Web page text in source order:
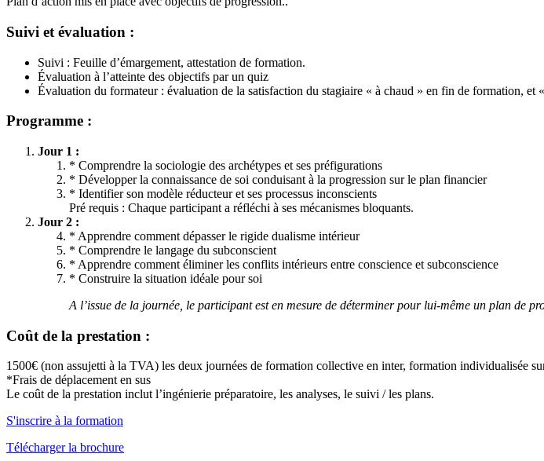
Suivi et évaluation :
Suivi : Feuille d’émargement, attestation de formation.
Évaluation à l’atteinte des objectifs par un quiz
Évaluation du formateur : évaluation de la satisfaction du stagiaire « à chaud » en fin de formation, et
Programme :
Jour 1 :
* Comprendre la sociologie des archétypes et ses préfigurations
* Développer la connaissance de soi conduisant à la progression sur le plan financier
* Identifier son modèle réducteur et ses processus inconscients
Pré requis : Chaque participant a réfléchi à ses mécanismes bloquants.
Jour 2 :
* Apprendre comment dépasser le rigide dualisme intérieur
* Comprendre le langage du subconscient
* Apprendre comment éliminer les conflits intérieurs entre conscience et subconscience
* Construire la situation idéale pour soi
A l’issue de la journée, le participant est en mesure de déterminer pour lui-même un plan de
Coût de la prestation :
1500€ (non assujetti à la TVA) les deux journées de formation collective en inter, formation individualisée
*Frais de déplacement en sus
Le coût de la prestation inclut l’ingénierie préparatoire, les analyses, le suivi / les plans.
S'inscrire à la formation
Télécharger la brochure